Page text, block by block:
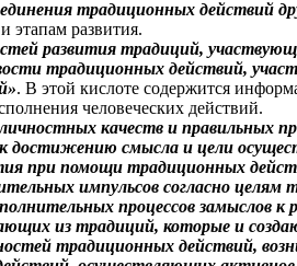
традиционных действий
этапам развития.
развития традиций,
традиционных действий,
. В этой кислоте содержится
человеческих действий.
качеств и правильных
достижению смысла и цели
при помощи традиционных
импульсов согласно целям
процессов замыслов к
из традиций, которые и
традиционных действий,